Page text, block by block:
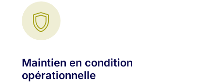
Maintien en condition
opérationnelle